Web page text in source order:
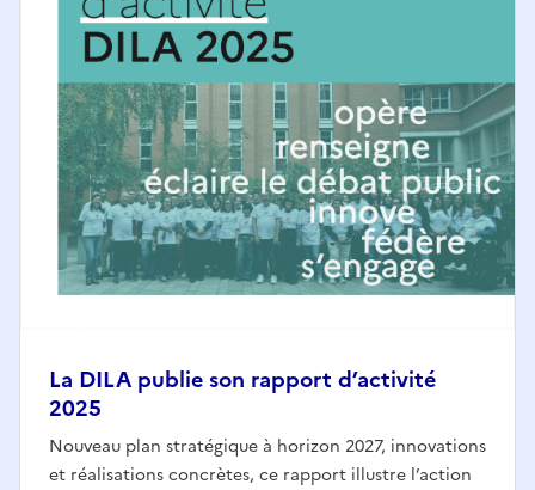
La DILA publie son rapport d’activité
2025
Nouveau plan stratégique à horizon 2027, innovations
et réalisations concrètes, ce rapport illustre l’action